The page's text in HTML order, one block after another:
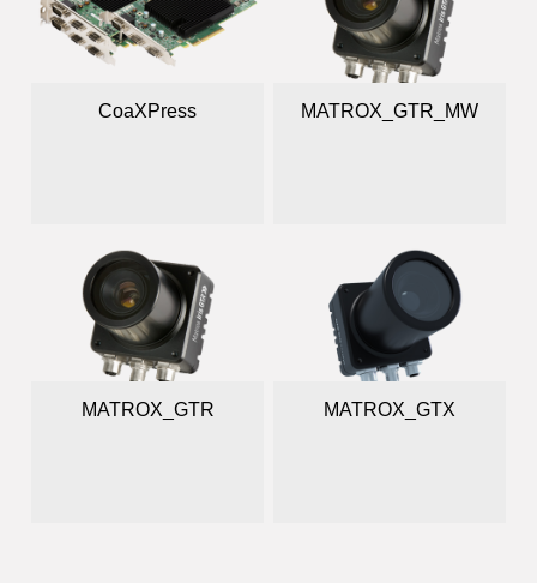
CoaXPress MATROX_GTR_MW
MATROX_GTR MATROX_GTX